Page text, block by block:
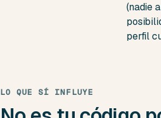
(nadie
perfil
LO QUE SÍ INFLUYE